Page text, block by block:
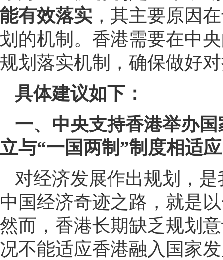
能有效落实 ，其主要原因
划的机制。香港需要在中
规划落实机制，确保做好
具体建议如下：
一、中央支持香港举办
立与“一国两制”制度相适
对经济发展作出规划，
中国经济奇迹之路，就是
然而，香港长期缺乏规划
况不能适应香港融入国家